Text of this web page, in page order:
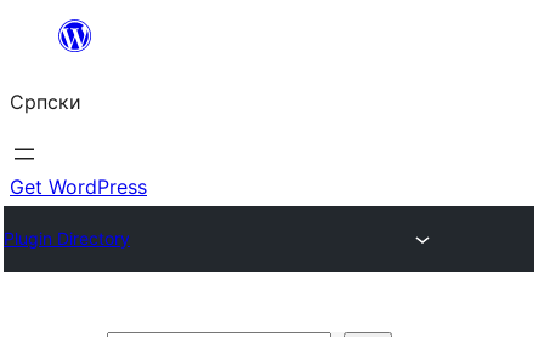
Скочи
садржај
Српски
Get WordPress
Plugin Directory